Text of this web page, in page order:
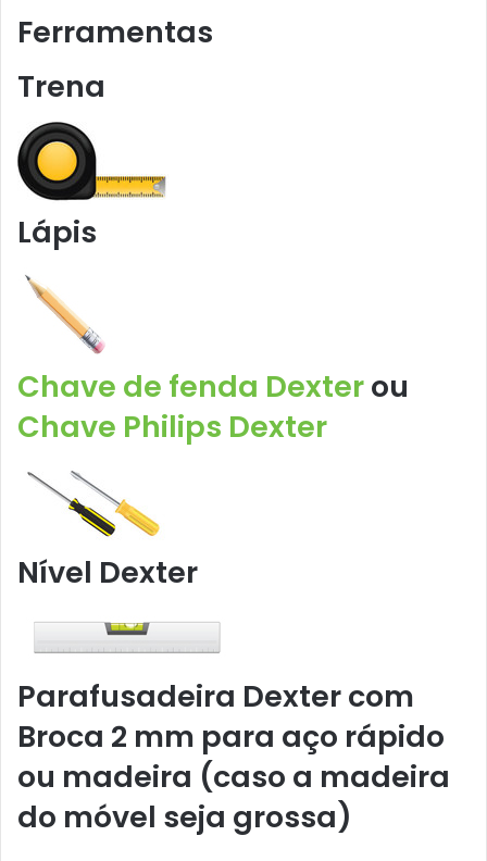
Ferramentas
Trena
Lápis
Chave de fenda Dexterou
Chave Philips Dexter
Nível Dexter
Parafusadeira Dexter com
Broca 2 mm para aço rápido
ou madeira (caso a madeira
do móvel seja grossa)